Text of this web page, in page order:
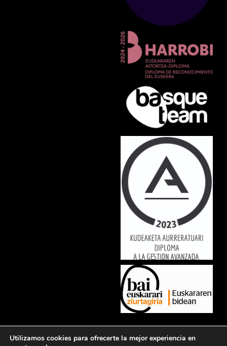
luctus nec ullamcorper mattis, pulvinar dapibus leo.
Utilizamos cookies para ofrecerte la mejor experiencia en